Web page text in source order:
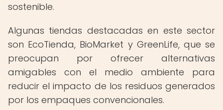
sostenible.
Algunas tiendas destacadas en este sector
son EcoTienda, BioMarket y GreenLife, que se
preocupan por ofrecer alternativas
amigables con el medio ambiente para
reducir el impacto de los residuos generados
por los empaques convencionales.